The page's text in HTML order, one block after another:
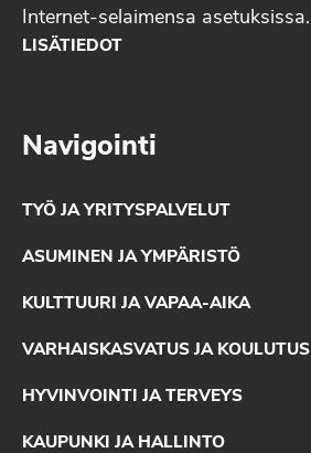
Internet-selaimensa asetuksissa.
LISÄTIEDOT
Navigointi
TYÖ JA YRITYSPALVELUT
ASUMINEN JA YMPÄRISTÖ
KULTTUURI JA VAPAA-AIKA
VARHAISKASVATUS JA KOULUTUS
HYVINVOINTI JA TERVEYS
KAUPUNKI JA HALLINTO